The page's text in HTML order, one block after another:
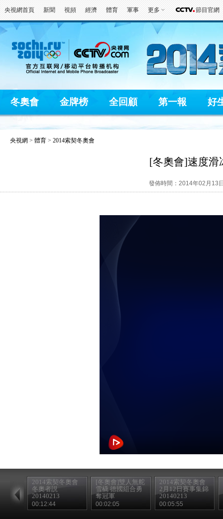
央視網首頁 新聞 視頻 經濟 體育 軍事 更多 節目官網
冬奧會 金牌榜 全回顧 第一報 好
央視網 > 體育 > 2014索契冬奧會
[冬奧會]速度滑
發佈時間：2014年02月13
2014索契冬奧會
冬奧者説
20140213
00:12:44
[冬奧會]雙人無舵
雪橇 德國組合勇
奪冠軍
00:02:05
2014索契冬奧會
2月12日賽事集錦
20140213
00:05:55